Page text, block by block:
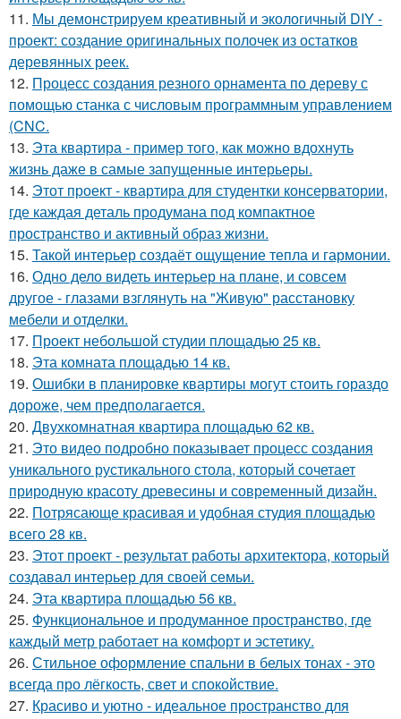
11. Мы демонстрируем креативный и экологичный DIY -
проект: создание оригинальных полочек из остатков
деревянных реек.
12. Процесс создания резного орнамента по дереву с
помощью станка с числовым программным управлением
(CNC.
13. Эта квартира - пример того, как можно вдохнуть
жизнь даже в самые запущенные интерьеры.
14. Этот проект - квартира для студентки консерватории,
где каждая деталь продумана под компактное
пространство и активный образ жизни.
15. Такой интерьер создаёт ощущение тепла и гармонии.
16. Одно дело видеть интерьер на плане, и совсем
другое - глазами взглянуть на "Живую" расстановку
мебели и отделки.
17. Проект небольшой студии площадью 25 кв.
18. Эта комната площадью 14 кв.
19. Ошибки в планировке квартиры могут стоить гораздо
дороже, чем предполагается.
20. Двухкомнатная квартира площадью 62 кв.
21. Это видео подробно показывает процесс создания
уникального рустикального стола, который сочетает
природную красоту древесины и современный дизайн.
22. Потрясающе красивая и удобная студия площадью
всего 28 кв.
23. Этот проект - результат работы архитектора, который
создавал интерьер для своей семьи.
24. Эта квартира площадью 56 кв.
25. Функциональное и продуманное пространство, где
каждый метр работает на комфорт и эстетику.
26. Стильное оформление спальни в белых тонах - это
всегда про лёгкость, свет и спокойствие.
27. Красиво и уютно - идеальное пространство для